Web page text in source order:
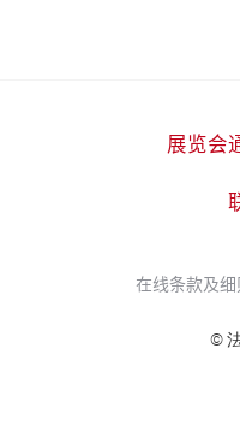
展览会
在线条款及细
©